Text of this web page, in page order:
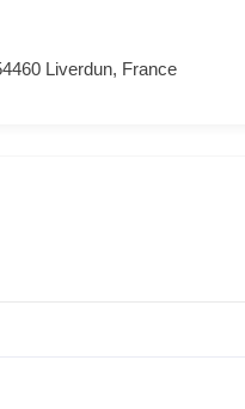
Liverdun, France